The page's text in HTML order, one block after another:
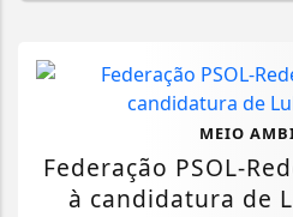
MEIO
Federação PSOL-
à candidatura de